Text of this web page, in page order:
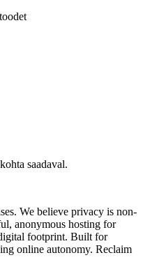
saadaval.
We believe privacy is non-
anonymous hosting for
footprint. Built for
online autonomy. Reclaim